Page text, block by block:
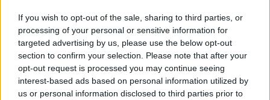
If you wish to opt-out of the sale, sharing to third parties, or
processing of your personal or sensitive information for
targeted advertising by us, please use the below opt-out
section to confirm your selection. Please note that after your
opt-out request is processed you may continue seeing
interest-based ads based on personal information utilized by
us or personal information disclosed to third parties prior to
idee
, dove ogni sfilata racconta una storia e invita
a riflettere sul futuro dell’abbigliamento. Londra,
attraverso le sue passerelle, continua a dimostrare
che la moda rappresenta un linguaggio universale,
capace di unire culture e visioni diverse.